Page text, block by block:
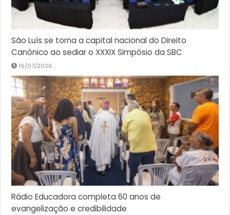
São Luís se torna a capital nacional do Direito
Canônico ao sediar o XXXIX Simpósio da SBC
16/07/2026
Rádio Educadora completa 60 anos de
evangelização e credibilidade